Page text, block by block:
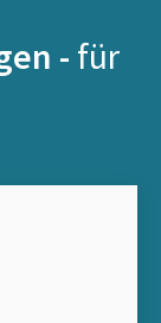
- für